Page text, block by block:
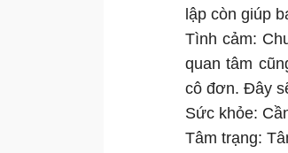
lập còn giúp
Tình cảm:
quan tâm
cô đơn. Đây
Sức khỏe:
Tâm trạng: